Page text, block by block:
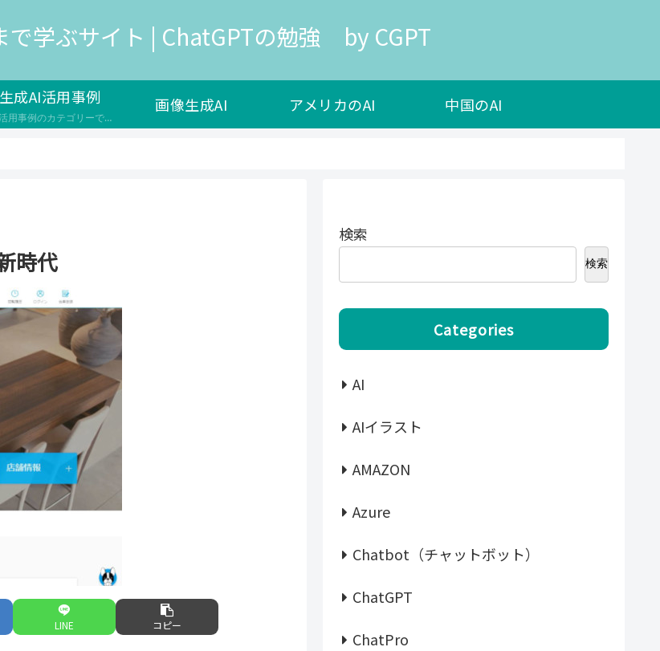
で学ぶサイト | ChatGPTの勉強 by CGPT
生成AI活用事例
企業活用事例のカテゴリーです。生成AIは、人工知能の一種で、新しいデータやコンテンツを生成する能力を持つAIのことを指し、様々な企業で新サービスの開発や自社の業務効率化で導入が検討されています。 生成AIのメリットや効果 ユーザーの満足度やエンゲージメントを高める コストや時間の削減や品質の向上を実現する 新しい価値やイノベーションを生み出す 生成AIの課題や注意点 生成AIの出力の信頼性や公平性…
画像生成AI アメリカのAI 中国のAI
時代
LINE コピー
検索
検索
Categories
AI
AIイラスト
AMAZON
Azure
Chatbot（チャットボット）
ChatGPT
ChatPro